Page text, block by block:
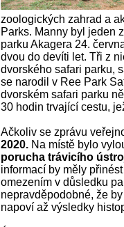
zoologických zahrad a
Parks. Manny byl jeden
parku Akagera 24.
dvou do devíti let. Tři z
dvorského safari parku,
se narodil v Ree Park
dvorském safari parku
30 hodin trvající cestu,
Ačkoliv se zprávu
2020. Na místě bylo
porucha trávicího
informací by měly
omezením v důsledku
nepravděpodobné, že
napoví až výsledky